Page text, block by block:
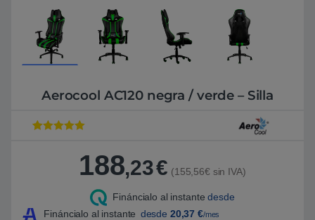
Aerocool AC120 negra / verde – Silla
188,23€ (155,56€ sin IVA)
Fináncialo al instante desde
Fináncialo al instante desde 20,37 €/mes